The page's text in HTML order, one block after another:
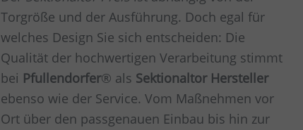
Torgröße und der Ausführung. Doch egal für
welches Design Sie sich entscheiden: Die
Qualität der hochwertigen Verarbeitung stimmt
bei Pfullendorfer® als Sektionaltor Hersteller
ebenso wie der Service. Vom Maßnehmen vor
Ort über den passgenauen Einbau bis hin zur